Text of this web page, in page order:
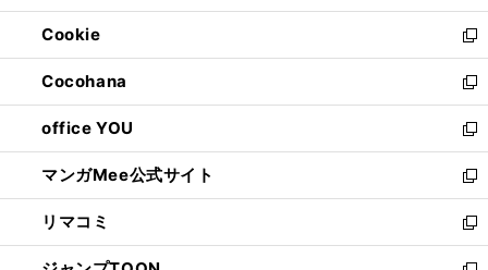
開
く
ウ
で
開
く
ン
ド
ウ
で
開
く
ウ
ィ
ン
ド
ウ
で
開
く
Cookie
新
し
い
ウ
ィ
ン
ド
ウ
で
開
Cocohana
新
し
い
ウ
ィ
ン
ド
ウ
office YOU
新
し
い
ウ
ィ
ン
マンガMee公式サイト
新
し
い
ウ
リマコミ
新
し